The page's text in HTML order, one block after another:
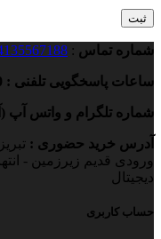
شماره تماس :
ساعات پاسخگویی تلفنی : 10 الی 19
شماره تلگرام و واتس آپ
آدرس خرید حضوری :
ورودی قدیم زیرزمین -
دیجیتال
حساب کاربری